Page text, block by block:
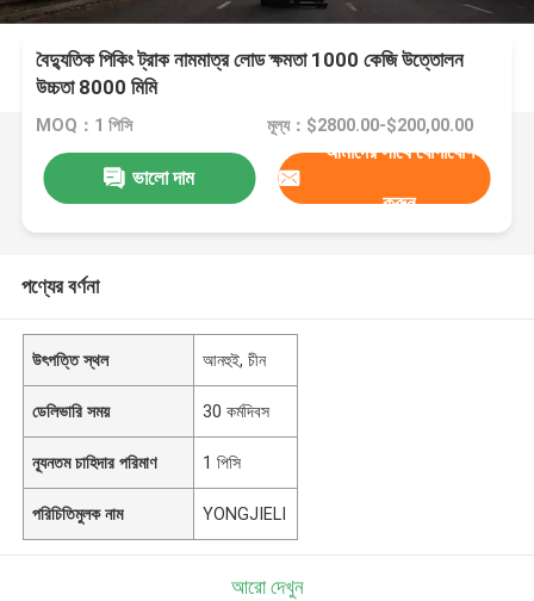
বৈদ্যুতিক পিকিং ট্রাক নামমাত্র লোড ক্ষমতা 1000 কেজি উত্তোলন
উচ্চতা 8000 মিমি
MOQ：1 পিসি মূল্য：$2800.00-$200,00.00
ভালো দাম
আমাদের সাথে যোগাযোগ
করুন
পণ্যের বর্ণনা
উৎপত্তি স্থল আনহুই, চীন
ডেলিভারি সময় 30 কর্মদিবস
ন্যূনতম চাহিদার পরিমাণ 1 পিসি
পরিচিতিমুলক নাম YONGJIELI
আরো দেখুন